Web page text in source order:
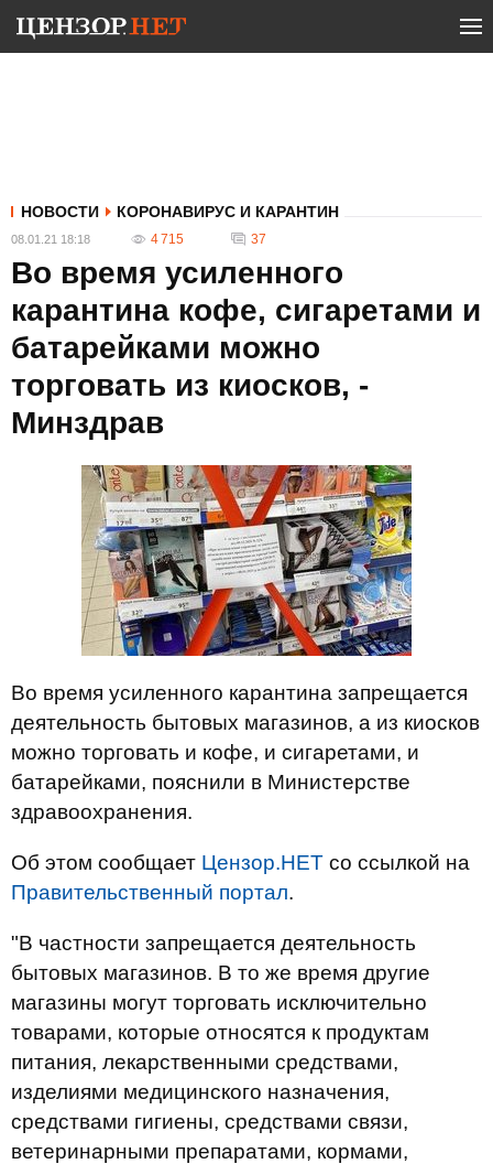
НОВОСТИ КОРОНАВИРУС И КАРАНТИН
08.01.21 18:18 4 715 37
Во время усиленного
карантина кофе, сигаретами и
батарейками можно
торговать из киосков, -
Минздрав
Во время усиленного карантина запрещается
деятельность бытовых магазинов, а из киосков
можно торговать и кофе, и сигаретами, и
батарейками, пояснили в Министерстве
здравоохранения.
Об этом сообщает Цензор.НЕТ со ссылкой на
Правительственный портал.
"В частности запрещается деятельность
бытовых магазинов. В то же время другие
магазины могут торговать исключительно
товарами, которые относятся к продуктам
питания, лекарственными средствами,
изделиями медицинского назначения,
средствами гигиены, средствами связи,
ветеринарными препаратами, кормами,